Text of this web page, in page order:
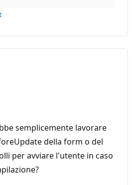
semplicemente lavorare
della form o del
per avviare l'utente in caso